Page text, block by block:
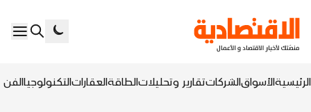
الرئيسيةالأسواقالشركاتتقارير وتحليلاتالطاقةالعقاراتالتكنولوجياالفن